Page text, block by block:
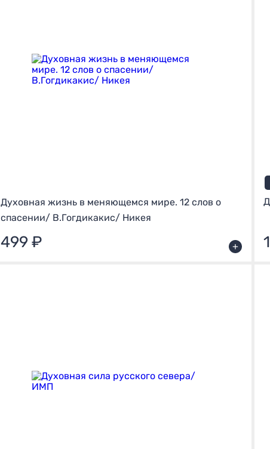
Духовная жизнь в меняющемся мире. 12 слов о
спасении/ В.Гогдикакис/ Никея
499 ₽ +